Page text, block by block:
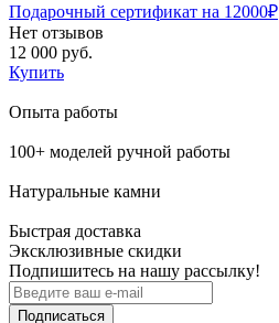
Подарочный сертификат на 12000₽
Нет отзывов
12 000 руб.
Купить
Опыта работы
100+ моделей ручной работы
Натуральные камни
Быстрая доставка
Эксклюзивные скидки
Подпишитесь на нашу рассылку!
Подписаться